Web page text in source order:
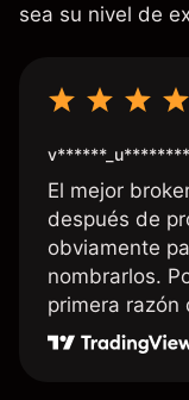
sea su nivel de
El mejor
después de
obviamente
nombrarlos.
primera razón
usar Capital
dinero de